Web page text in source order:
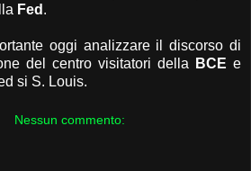
Fed .
oggi analizzare il discorso di
del centro visitatori della BCE e
si S. Louis.
Nessun commento: